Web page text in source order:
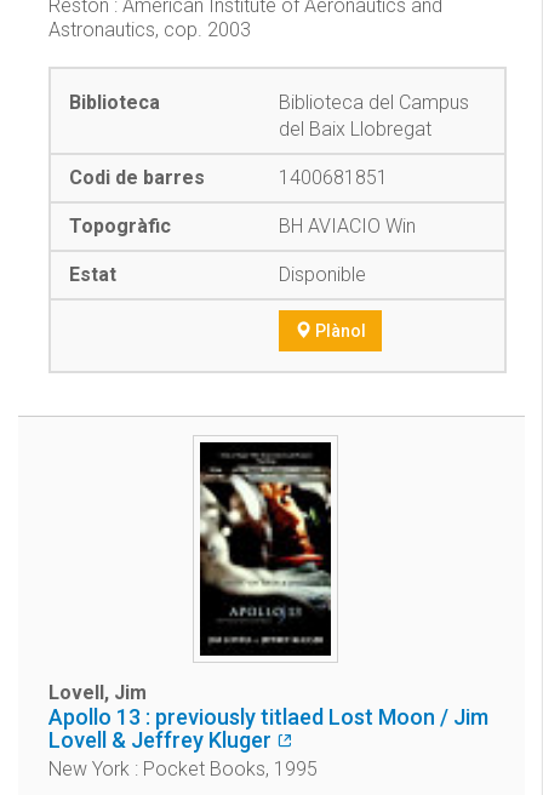
Reston : American Institute of Aeronautics and
Astronautics, cop. 2003
Biblioteca del Campus
del Baix Llobregat
1400681851
BH AVIACIO Win
Disponible
Plànol
Lovell, Jim
Apollo 13 : previously titlaed Lost Moon / Jim
Lovell & Jeffrey Kluger
New York : Pocket Books, 1995